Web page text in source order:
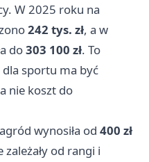
W 2025 roku na
242 tys. zł, a w
do303 100 zł. To
dla sportu ma być
nie koszt do
wynosiła od 400 zł
zależały od rangi i